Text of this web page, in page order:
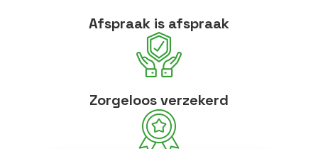
Afspraak is afspraak
Zorgeloos verzekerd